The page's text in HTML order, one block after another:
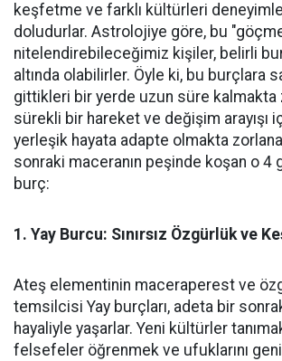
keşfetme ve farklı kültürleri
doludurlar. Astrolojiye göre, bu
nitelendirebileceğimiz kişiler, belirli
altında olabilirler. Öyle ki, bu burçlara
gittikleri bir yerde uzun süre kalmakta
sürekli bir hareket ve değişim arayışı
yerleşik hayata adapte olmakta
sonraki maceranın peşinde koşan o 4
burç:
1. Yay Burcu: Sınırsız Özgürlük ve
Ateş elementinin maceraperest ve
temsilcisi Yay burçları, adeta bir
hayaliyle yaşarlar. Yeni kültürler
felsefeler öğrenmek ve ufuklarını